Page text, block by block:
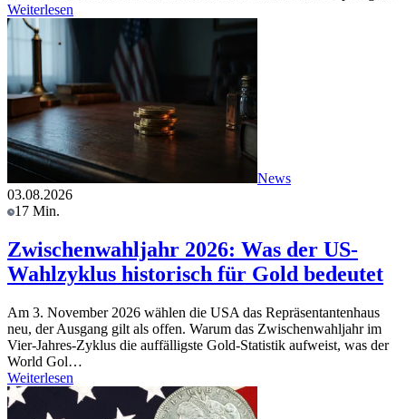
Weiterlesen
News
03.08.2026
17 Min.
Zwischenwahljahr 2026: Was der US-
Wahlzyklus historisch für Gold bedeutet
Am 3. November 2026 wählen die USA das Repräsentantenhaus
neu, der Ausgang gilt als offen. Warum das Zwischenwahljahr im
Vier-Jahres-Zyklus die auffälligste Gold-Statistik aufweist, was der
World Gol…
Weiterlesen